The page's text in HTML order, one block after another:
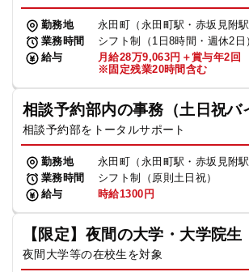
勤務地
永田町（永田町駅・赤坂見附駅
業務時間
シフト制（1日8時間・週休2日
給与
月給28万9,063円＋賞与年2回
※固定残業20時間含む
相談予約部内の事務（土日祝バ
相談予約部をトータルサポート
勤務地
永田町（永田町駅・赤坂見附駅
業務時間
シフト制（原則土日祝）
給与
時給1300円
【限定】夜間の大学・大学院生
夜間大学等の在校生を対象